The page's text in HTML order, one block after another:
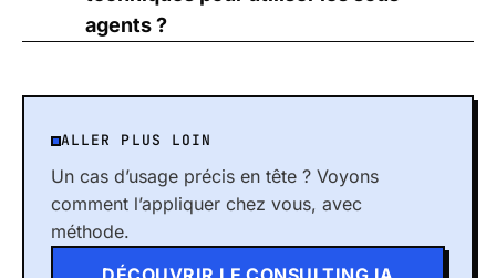
agents ?
ALLER PLUS LOIN
Un cas d’usage précis en tête ? Voyons
comment l’appliquer chez vous, avec
méthode.